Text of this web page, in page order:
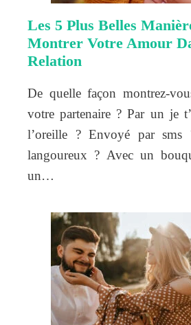
Les 5 Plus Belles
Montrer Votre Amour
Relation
De quelle façon montrez-
votre partenaire ? Par un je
l’oreille ? Envoyé par sms
langoureux ? Avec un
un…